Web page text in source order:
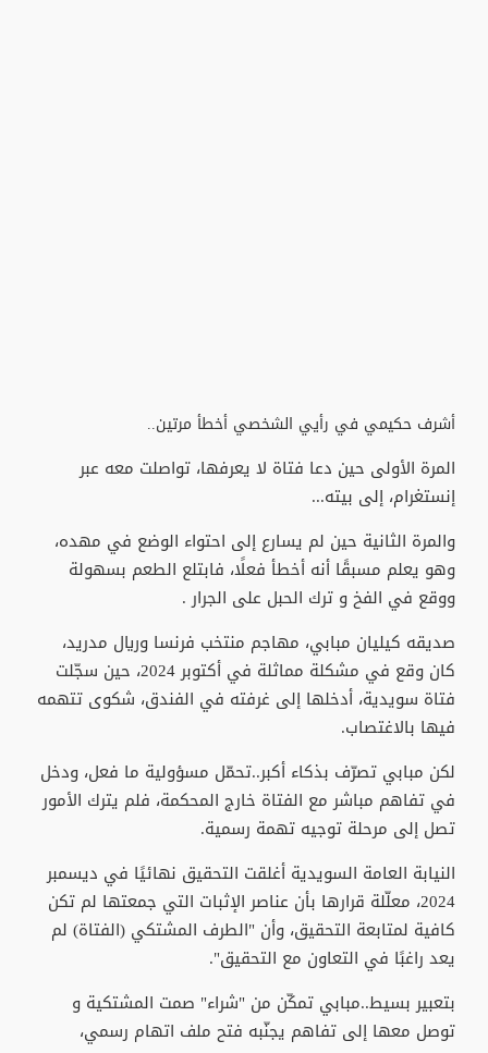
أشرف حكيمي في رأيي الشخصي أخطأ مرتين..
المرة الأولى حين دعا فتاة لا يعرفها، تواصلت معه عبر
إنستغرام، إلى بيته...
والمرة الثانية حين لم يسارع إلى احتواء الوضع في مهده،
وهو يعلم مسبقًا أنه أخطأ فعلًا، فابتلع الطعم بسهولة
ووقع في الفخ و ترك الحبل على الجرار .
صديقه كيليان مبابي، مهاجم منتخب فرنسا وريال مدريد،
كان وقع في مشكلة مماثلة في أكتوبر 2024، حين سجّلت
فتاة سويدية، أدخلها إلى غرفته في الفندق، شكوى تتهمه
فيها بالاغتصاب.
لكن مبابي تصرّف بذكاء أكبر..تحمّل مسؤولية ما فعل، ودخل
في تفاهم مباشر مع الفتاة خارج المحكمة، فلم يترك الأمور
تصل إلى مرحلة توجيه تهمة رسمية.
النيابة العامة السويدية أغلقت التحقيق نهائيًا في ديسمبر
2024، معلّلة قرارها بأن عناصر الإثبات التي جمعتها لم تكن
كافية لمتابعة التحقيق، وأن "الطرف المشتكي (الفتاة) لم
يعد راغبًا في التعاون مع التحقيق".
بتعبير بسيط..مبابي تمكّن من "شراء" صمت المشتكية و
توصل معها إلى تفاهم يجنّبه فتح ملف اتهام رسمي،